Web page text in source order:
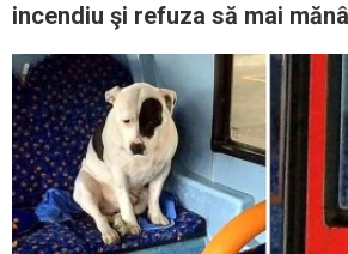
incendiu şi refuza să mai